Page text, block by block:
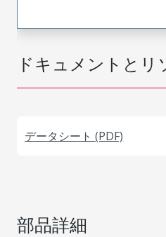
ドキュメントとリ
データシート (PDF)
部品詳細